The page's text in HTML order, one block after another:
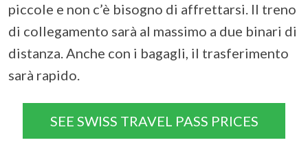
piccole e non c’è bisogno di affrettarsi. Il treno
di collegamento sarà al massimo a due binari di
distanza. Anche con i bagagli, il trasferimento
sarà rapido.
SEE SWISS TRAVEL PASS PRICES